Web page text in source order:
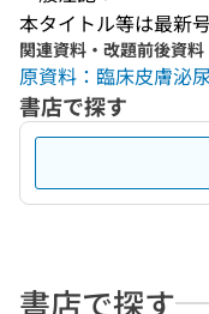
本タイトル等は最新
関連資料・改題前後資料
原資料：臨床皮膚泌
書店で探す
書店で探す